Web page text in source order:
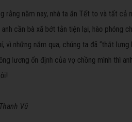
rằng năm nay, nhà ta ăn Tết to và tất
anh cần bà xã bớt tằn tiện lại, hào phóng
vì những năm qua, chúng ta đã “thắt
lương ổn định của vợ chồng mình thì
Vũ